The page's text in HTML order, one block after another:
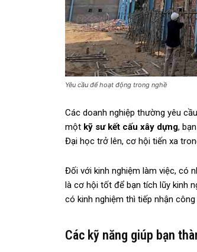
Yêu cầu để hoạt động trong nghề
Các doanh nghiệp thường yêu
một kỹ sư kết cấu xây dựng,
Đại học trở lên, cơ hội tiến xa
Đối với kinh nghiệm làm việc, có
là cơ hội tốt để bạn tích lũy kinh
có kinh nghiệm thì tiếp nhận
Các kỹ năng giúp bạn